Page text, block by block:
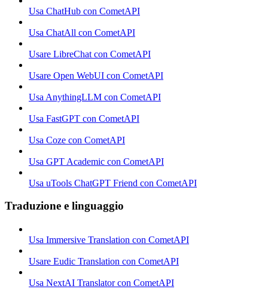
Usa ChatHub con CometAPI
Usa ChatAll con CometAPI
Usare LibreChat con CometAPI
Usare Open WebUI con CometAPI
Usa AnythingLLM con CometAPI
Usa FastGPT con CometAPI
Usa Coze con CometAPI
Usa GPT Academic con CometAPI
Usa uTools ChatGPT Friend con CometAPI
Traduzione e linguaggio
Usa Immersive Translation con CometAPI
Usare Eudic Translation con CometAPI
Usa NextAI Translator con CometAPI